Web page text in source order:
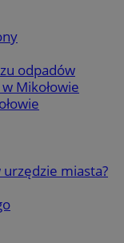
odpadów
Mikołowie
urzędzie miasta?